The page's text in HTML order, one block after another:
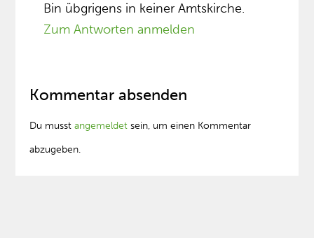
Bin übgrigens in keiner Amtskirche.
Zum Antworten anmelden
Kommentar absenden
Du musstangemeldet sein, um einen Kommentar
abzugeben.